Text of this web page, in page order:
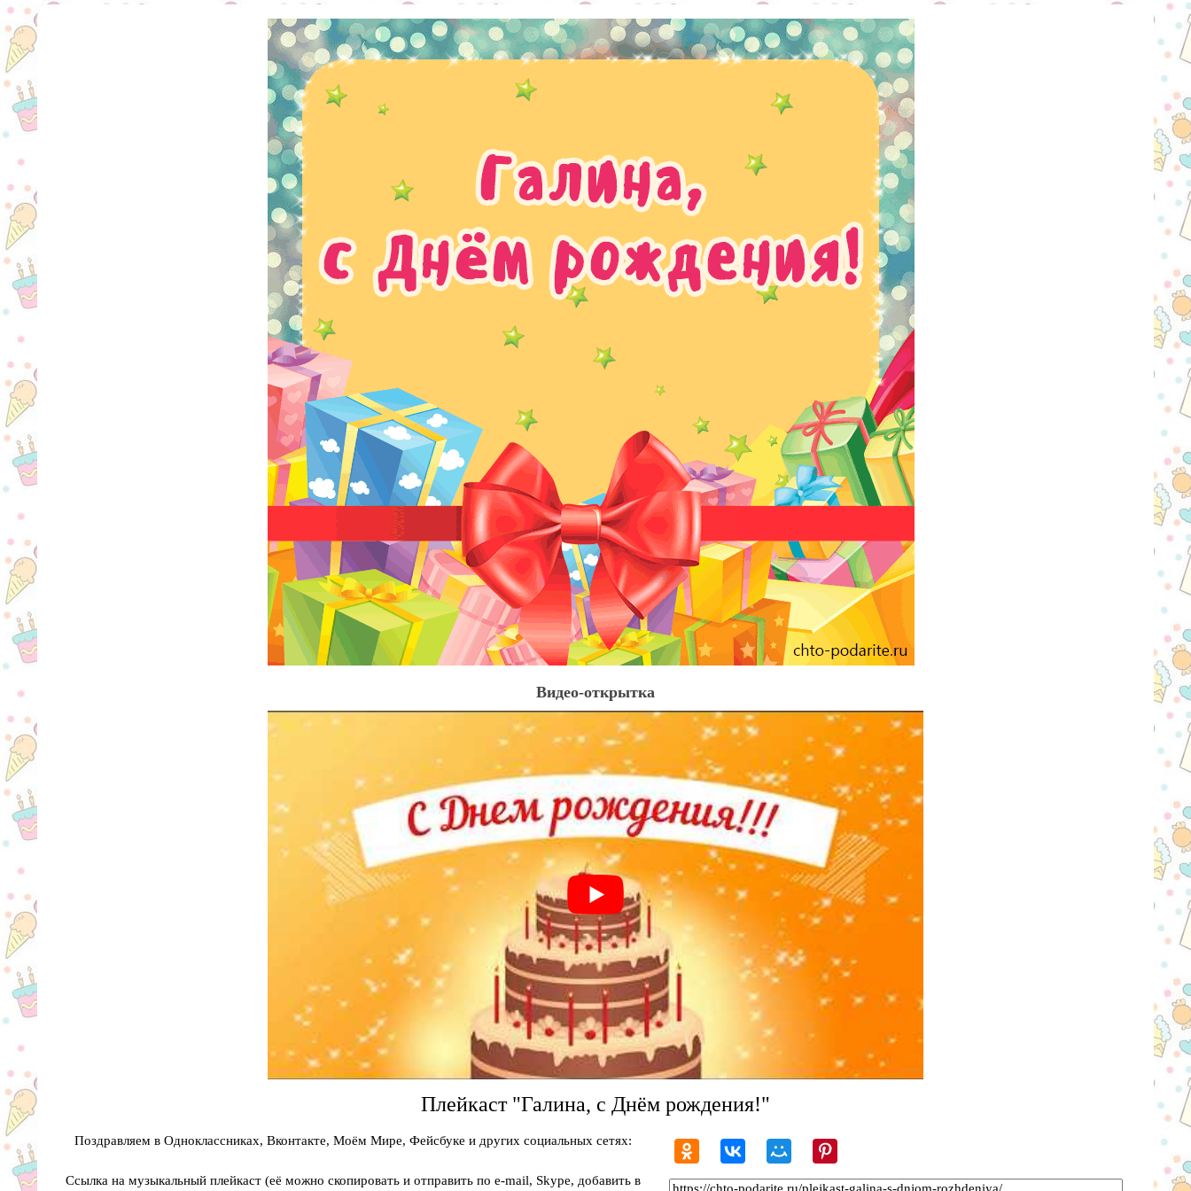
Видео-открытка
Плейкаст "Галина, с Днём рождения!"
Поздравляем в Одноклассниках, Вконтакте, Моём Мире, Фейсбуке и других социальных сетях:
Ссылка на музыкальный плейкаст (её можно скопировать и отправить по e-mail, Skype, добавить в